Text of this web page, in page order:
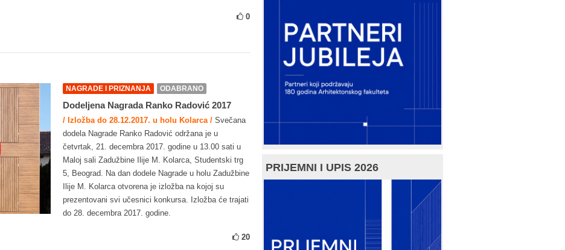
0
NAGRADE I PRIZNANJA ODABRANO
Dodeljena Nagrada Ranko Radović 2017
/ Izložba do 28.12.2017. u holu Kolarca / Svečana
dodela Nagrade Ranko Radović održana je u
četvrtak, 21. decembra 2017. godine u 13.00 sati u
Maloj sali Zadužbine Ilije M. Kolarca, Studentski trg
5, Beograd. Na dan dodele Nagrade u holu Zadužbine
Ilije M. Kolarca otvorena je izložba na kojoj su
prezentovani svi učesnici konkursa. Izložba će trajati
do 28. decembra 2017. godine.
20
PRIJEMNI I UPIS 2026